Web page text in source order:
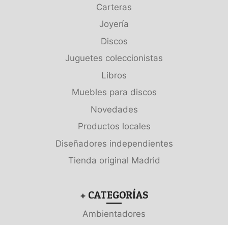
Carteras
Joyería
Discos
Juguetes coleccionistas
Libros
Muebles para discos
Novedades
Productos locales
Diseñadores independientes
Tienda original Madrid
+ CATEGORÍAS
Ambientadores